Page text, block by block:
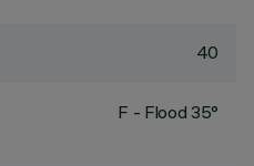
40
F - Flood 35°